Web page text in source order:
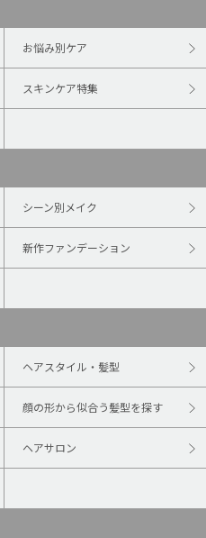
お悩み別ケア
スキンケア特集
シーン別メイク
新作ファンデーション
ヘアスタイル・髪型
顔の形から似合う髪型を探す
ヘアサロン